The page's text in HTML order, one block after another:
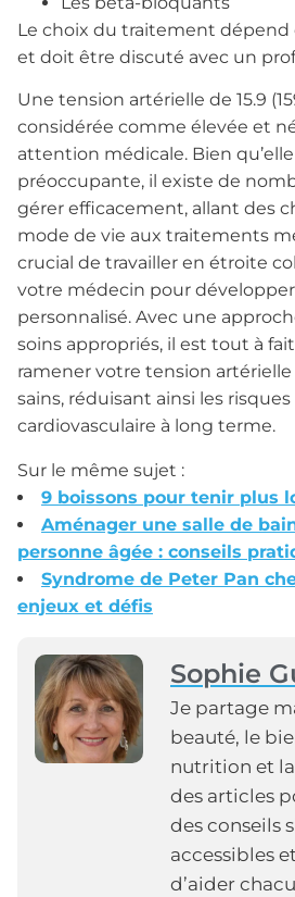
Le choix du traitement dépend
et doit être discuté avec un
Une tension artérielle de 15.9
considérée comme élevée et
attention médicale. Bien
préoccupante, il existe de
gérer efficacement, allant des
mode de vie aux traitements
crucial de travailler en étroite
votre médecin pour
personnalisé. Avec une
soins appropriés, il est tout à
ramener votre tension
sains, réduisant ainsi les
cardiovasculaire à long terme.
Sur le même sujet :
9 boissons pour tenir plus
Aménager une salle de
personne âgée : conseils
Syndrome de Peter Pan
enjeux et défis
Sophie
Je partage
beauté, le
nutrition et
des articles
des conseils
accessibles
d’aider